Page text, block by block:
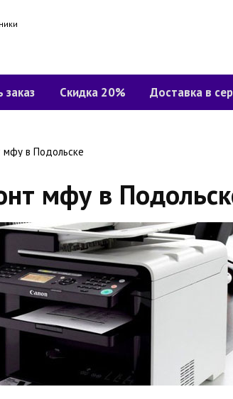
Скидка 20% Доставка в
мфу в Подольске
мфу в